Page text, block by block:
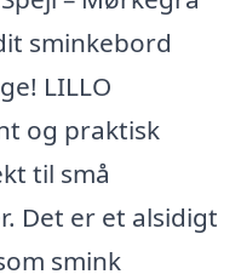
sminkebord
LILLO
og praktisk
til små
Det er et alsidigt
smink